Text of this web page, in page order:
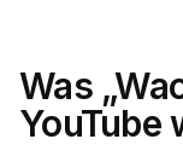
Was
YouTube